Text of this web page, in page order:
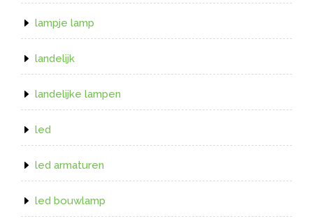
lampje lamp
landelijk
landelijke lampen
led
led armaturen
led bouwlamp